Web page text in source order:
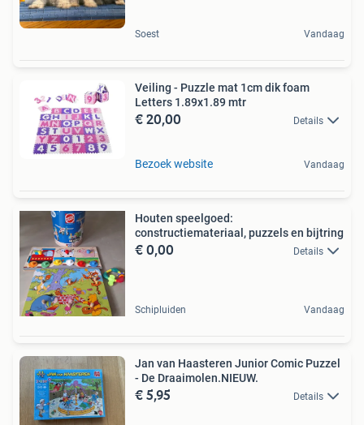
Soest Vandaag
Veiling - Puzzle mat 1cm dik foam
Letters 1.89x1.89 mtr
€ 20,00 Details
Bezoek website Vandaag
Houten speelgoed:
constructiemateriaal, puzzels en bijtring
€ 0,00 Details
Schipluiden Vandaag
Jan van Haasteren Junior Comic Puzzel
- De Draaimolen.NIEUW.
€ 5,95 Details